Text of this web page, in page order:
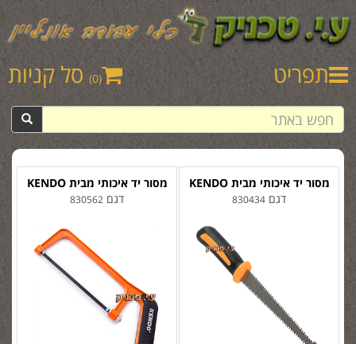
תפריט (0) סל קניות
מסור יד איכותי מבית KENDO
דגם 830562
מסור יד איכותי מבית KENDO
דגם 830434